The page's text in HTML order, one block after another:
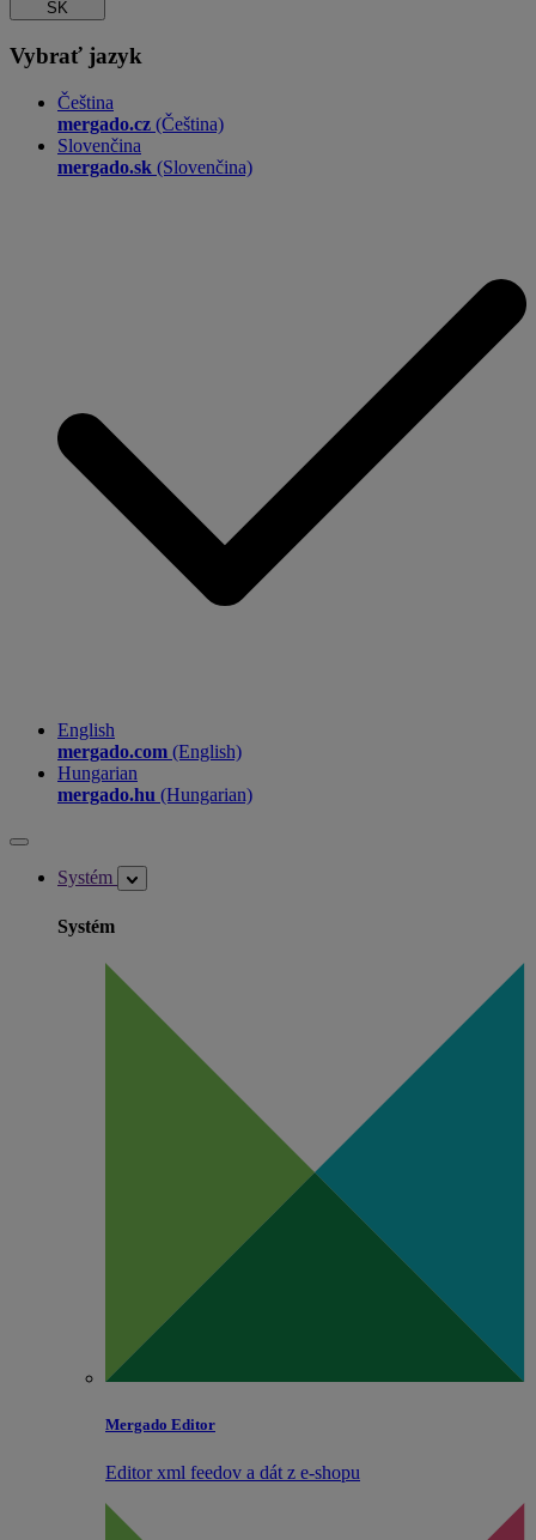
SK
Vybrať jazyk
Čeština
mergado.cz (Čeština)
Slovenčina
mergado.sk (Slovenčina)
English
mergado.com (English)
Hungarian
mergado.hu (Hungarian)
Systém
Systém
Mergado Editor
Editor xml feedov a dát z e‑shopu